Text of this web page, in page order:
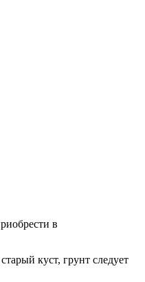
в
куст, грунт следует